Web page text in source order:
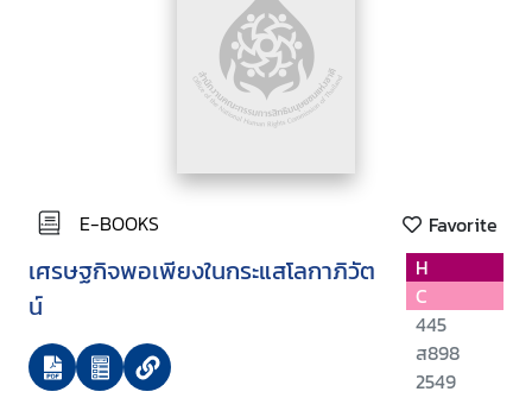
E-BOOKS Favorite
เศรษฐกิจพอเพียงในกระแสโลกาภิวัต
น์
H
C
445
ส898
2549